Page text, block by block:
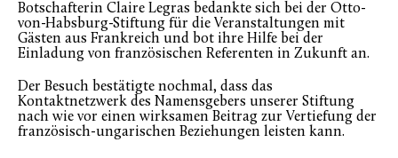
Botschafterin Claire Legras bedankte sich bei der Otto-
von-Habsburg-Stiftung für die Veranstaltungen mit
Gästen aus Frankreich und bot ihre Hilfe bei der
Einladung von französischen Referenten in Zukunft an.
Der Besuch bestätigte nochmal, dass das
Kontaktnetzwerk des Namensgebers unserer Stiftung
nach wie vor einen wirksamen Beitrag zur Vertiefung der
französisch-ungarischen Beziehungen leisten kann.